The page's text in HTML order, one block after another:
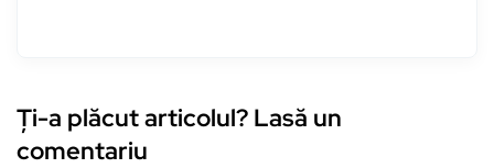
Ți-a plăcut articolul? Lasă un
comentariu